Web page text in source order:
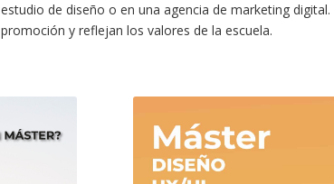
estudio de diseño o en una agencia de marketing
promoción y reflejan los valores de la escuela.